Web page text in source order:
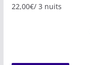
22,00€/ 3 nuits